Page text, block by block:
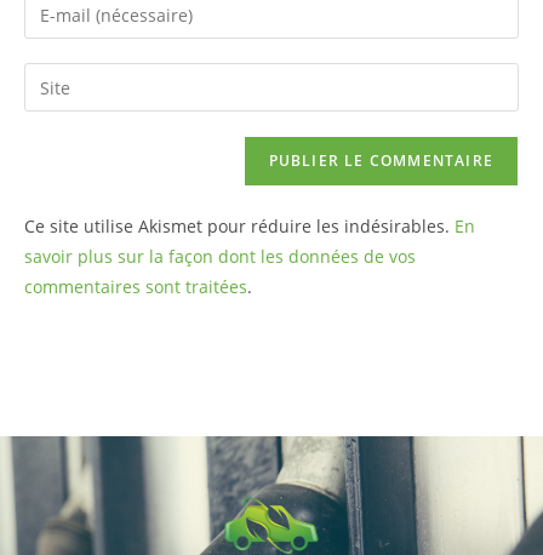
Ce site utilise Akismet pour réduire les indésirables. En
savoir plus sur la façon dont les données de vos
commentaires sont traitées.